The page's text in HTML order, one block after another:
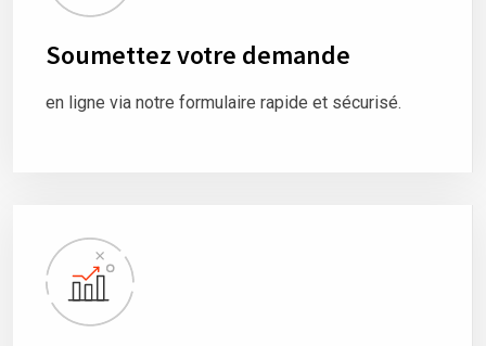
Soumettez votre demande
en ligne via notre formulaire rapide et sécurisé.